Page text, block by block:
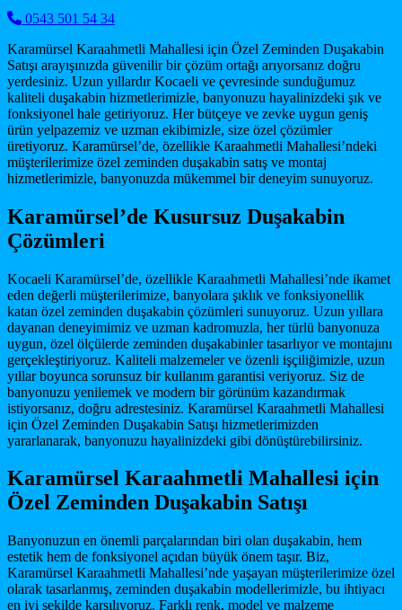
0543 501 54 34
Karamürsel Karaahmetli Mahallesi için Özel Zeminden Duşakabin
Satışı arayışınızda güvenilir bir çözüm ortağı arıyorsanız doğru
yerdesiniz. Uzun yıllardır Kocaeli ve çevresinde sunduğumuz
kaliteli duşakabin hizmetlerimizle, banyonuzu hayalinizdeki şık ve
fonksiyonel hale getiriyoruz. Her bütçeye ve zevke uygun geniş
ürün yelpazemiz ve uzman ekibimizle, size özel çözümler
üretiyoruz. Karamürsel’de, özellikle Karaahmetli Mahallesi’ndeki
müşterilerimize özel zeminden duşakabin satış ve montaj
hizmetlerimizle, banyonuzda mükemmel bir deneyim sunuyoruz.
Karamürsel’de Kusursuz Duşakabin
Çözümleri
Kocaeli Karamürsel’de, özellikle Karaahmetli Mahallesi’nde ikamet
eden değerli müşterilerimize, banyolara şıklık ve fonksiyonellik
katan özel zeminden duşakabin çözümleri sunuyoruz. Uzun yıllara
dayanan deneyimimiz ve uzman kadromuzla, her türlü banyonuza
uygun, özel ölçülerde zeminden duşakabinler tasarlıyor ve montajını
gerçekleştiriyoruz. Kaliteli malzemeler ve özenli işçiliğimizle, uzun
yıllar boyunca sorunsuz bir kullanım garantisi veriyoruz. Siz de
banyonuzu yenilemek ve modern bir görünüm kazandırmak
istiyorsanız, doğru adrestesiniz. Karamürsel Karaahmetli Mahallesi
için Özel Zeminden Duşakabin Satışı hizmetlerimizden
yararlanarak, banyonuzu hayalinizdeki gibi dönüştürebilirsiniz.
Karamürsel Karaahmetli Mahallesi için
Özel Zeminden Duşakabin Satışı
Banyonuzun en önemli parçalarından biri olan duşakabin, hem
estetik hem de fonksiyonel açıdan büyük önem taşır. Biz,
Karamürsel Karaahmetli Mahallesi’nde yaşayan müşterilerimize özel
olarak tasarlanmış, zeminden duşakabin modellerimizle, bu ihtiyacı
en iyi şekilde karşılıyoruz. Farklı renk, model ve malzeme